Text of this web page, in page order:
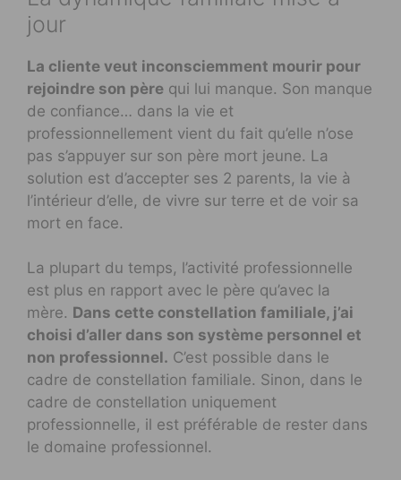
jour
La cliente veut inconsciemment mourir pour
rejoindre son père qui lui manque. Son manque
de confiance… dans la vie et
professionnellement vient du fait qu’elle n’ose
pas s’appuyer sur son père mort jeune. La
solution est d’accepter ses 2 parents, la vie à
l’intérieur d’elle, de vivre sur terre et de voir sa
mort en face.
La plupart du temps, l’activité professionnelle
est plus en rapport avec le père qu’avec la
mère. Dans cette constellation familiale, j’ai
choisi d’aller dans son système personnel et
non professionnel. C’est possible dans le
cadre de constellation familiale. Sinon, dans le
cadre de constellation uniquement
professionnelle, il est préférable de rester dans
le domaine professionnel.